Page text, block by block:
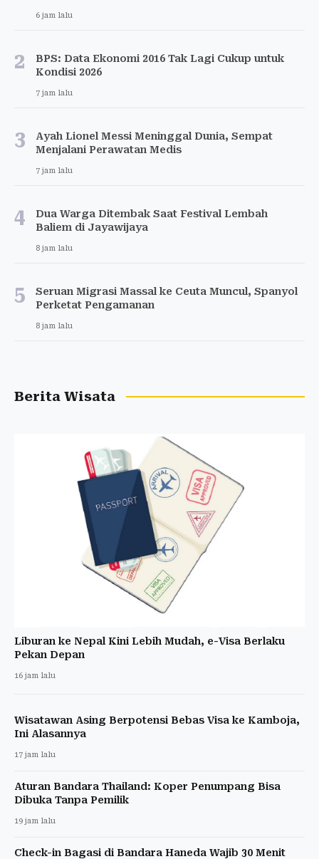
6 jam lalu
2
BPS: Data Ekonomi 2016 Tak Lagi Cukup untuk
Kondisi 2026
7 jam lalu
3
Ayah Lionel Messi Meninggal Dunia, Sempat
Menjalani Perawatan Medis
7 jam lalu
4
Dua Warga Ditembak Saat Festival Lembah
Baliem di Jayawijaya
8 jam lalu
5
Seruan Migrasi Massal ke Ceuta Muncul, Spanyol
Perketat Pengamanan
8 jam lalu
Berita Wisata
Liburan ke Nepal Kini Lebih Mudah, e-Visa Berlaku
Pekan Depan
16 jam lalu
Wisatawan Asing Berpotensi Bebas Visa ke Kamboja,
Ini Alasannya
17 jam lalu
Aturan Bandara Thailand: Koper Penumpang Bisa
Dibuka Tanpa Pemilik
19 jam lalu
Check-in Bagasi di Bandara Haneda Wajib 30 Menit